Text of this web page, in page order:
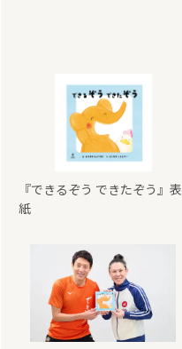
『できるぞう できたぞう』表
紙